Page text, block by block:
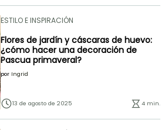
ESTILO E INSPIRACIÓN
Flores de jardín y cáscaras de huevo:
¿cómo hacer una decoración de
Pascua primaveral?
por Ingrid
13 de agosto de 2025 4 min.